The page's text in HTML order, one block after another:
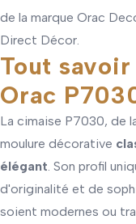
de la marque Orac
Direct Décor.
Tout
Orac
La cimaise P7030, de
moulure décorative
élégant . Son profil
d'originalité et de
soient modernes ou